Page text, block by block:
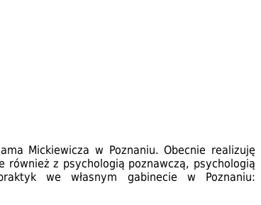
Mickiewicza w Poznaniu. Obecnie realizuję
również z psychologią poznawczą, psychologią
we własnym gabinecie w Poznaniu: